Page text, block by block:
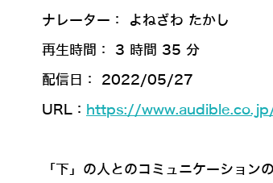
ナレーター： よねざわ たかし
再生時間： 3 時間 35 分
配信日： 2022/05/27
URL： https://
「下」の人とのコミュニケーション